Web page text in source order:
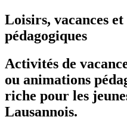
Loisirs, vacances
pédagogiques
Activités de
ou animations
riche pour les
Lausannois.